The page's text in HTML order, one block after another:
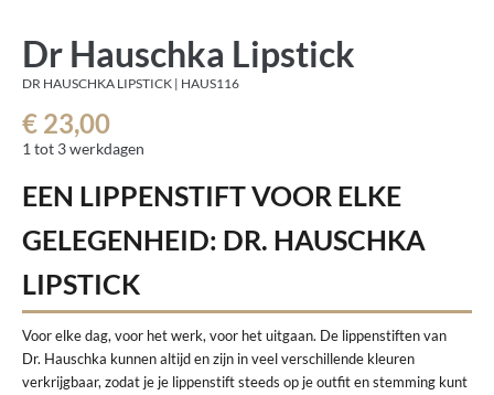
Dr Hauschka Lipstick
DR HAUSCHKA LIPSTICK | HAUS116
€ 23,00
1 tot 3 werkdagen
EEN LIPPENSTIFT VOOR ELKE
GELEGENHEID: DR. HAUSCHKA
LIPSTICK
Voor elke dag, voor het werk, voor het uitgaan. De lippenstiften van
Dr. Hauschka kunnen altijd en zijn in veel verschillende kleuren
verkrijgbaar, zodat je je lippenstift steeds op je outfit en stemming kunt